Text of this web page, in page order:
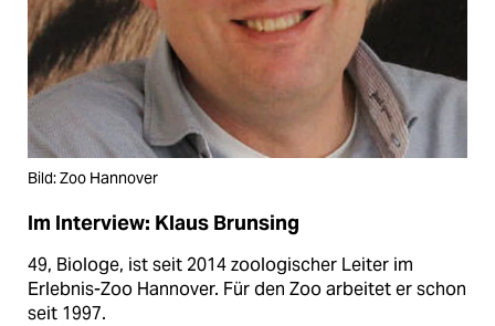
Bild: Zoo Hannover
Im Interview: Klaus Brunsing
49, Biologe, ist seit 2014 zoologischer Leiter im
Erlebnis-Zoo Hannover. Für den Zoo arbeitet er schon
seit 1997.